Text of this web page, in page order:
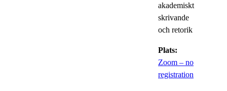
akademiskt
skrivande
och retorik
Plats:
Zoom – no
registration